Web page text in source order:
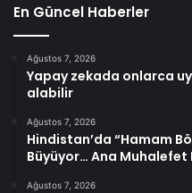
En Güncel Haberler
Ağustos 7, 2026
Yapay zekada onlarca
alabilir
Ağustos 7, 2026
Hindistan’da “Hamam
Büyüyor… Ana
Ağustos 7, 2026